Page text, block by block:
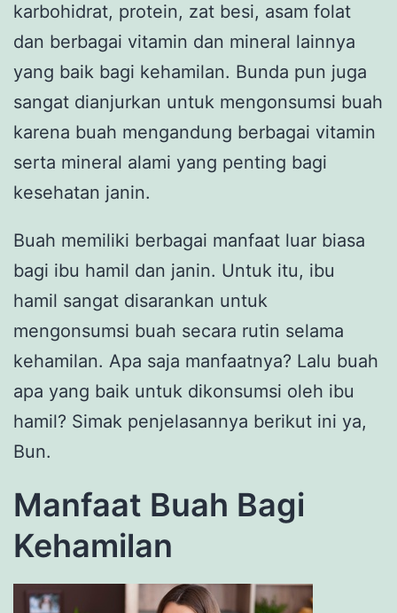
karbohidrat, protein, zat besi, asam folat
dan berbagai vitamin dan mineral lainnya
yang baik bagi kehamilan. Bunda pun juga
sangat dianjurkan untuk mengonsumsi buah
karena buah mengandung berbagai vitamin
serta mineral alami yang penting bagi
kesehatan janin.
Buah memiliki berbagai manfaat luar biasa
bagi ibu hamil dan janin. Untuk itu, ibu
hamil sangat disarankan untuk
mengonsumsi buah secara rutin selama
kehamilan. Apa saja manfaatnya? Lalu buah
apa yang baik untuk dikonsumsi oleh ibu
hamil? Simak penjelasannya berikut ini ya,
Bun.
Manfaat Buah Bagi
Kehamilan